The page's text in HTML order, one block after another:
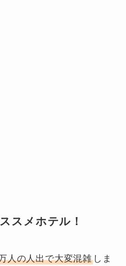
スメホテル！
人の人出で大変混雑 しま